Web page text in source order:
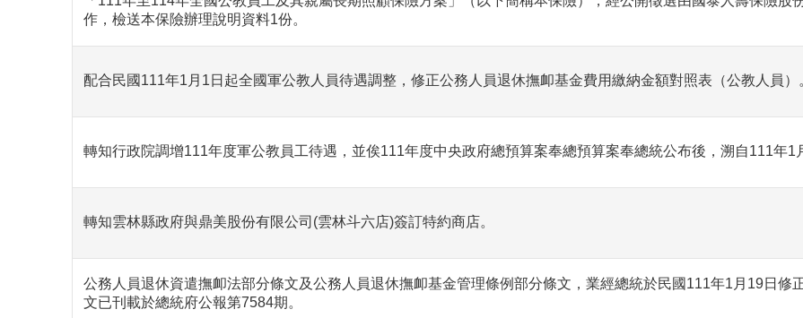
作，檢送本保險辦理說明資料1份。
配合民國111年1月1日起全國軍公教人員待遇調整，修正公務人員退休撫卹基金費用繳納金額對照表（公教人員）
轉知行政院調增111年度軍公教員工待遇，並俟111年度中央政府總預算案奉總預算案奉總統公布後，溯自111年1
轉知雲林縣政府與鼎美股份有限公司(雲林斗六店)簽訂特約商店。
公務人員退休資遣撫卹法部分條文及公務人員退休撫卹基金管理條例部分條文，業經總統於民國111年1月19日修
文已刊載於總統府公報第7584期。